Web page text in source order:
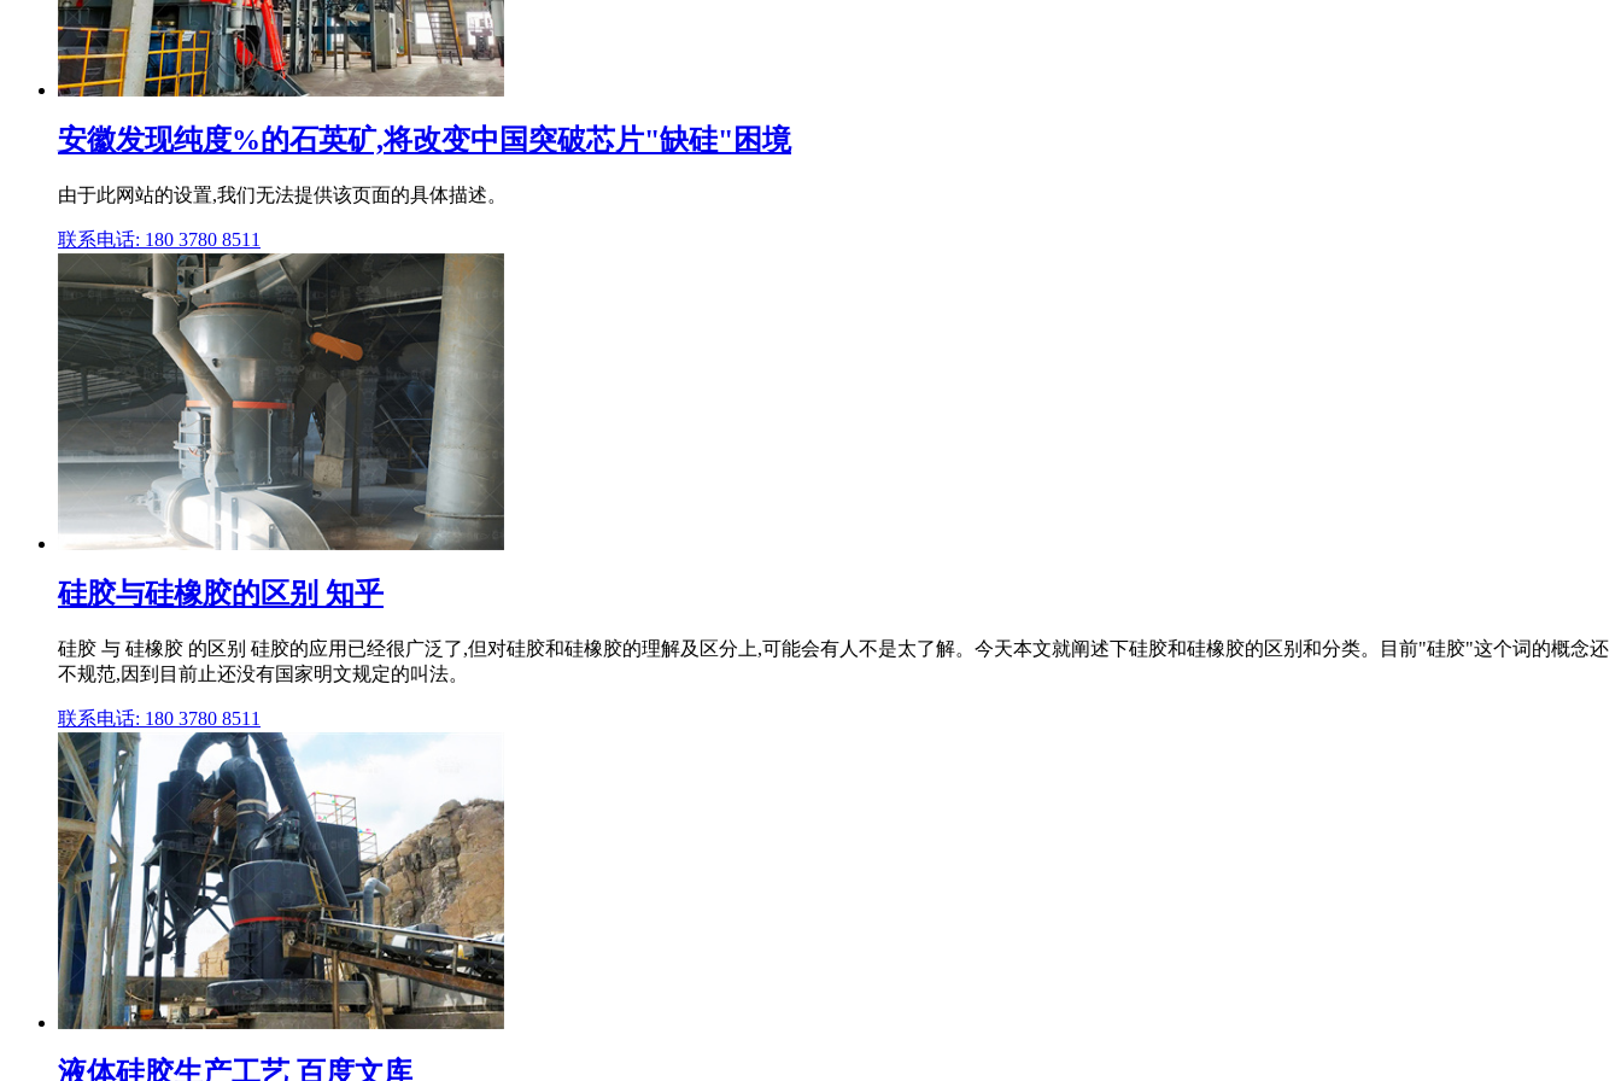
安徽发现纯度%的石英矿,将改变中国突破芯片"缺硅"困境
由于此网站的设置,我们无法提供该页面的具体描述。
联系电话: 180 3780 8511
硅胶与硅橡胶的区别 知乎
硅胶 与 硅橡胶 的区别 硅胶的应用已经很广泛了,但对硅胶和硅橡胶的理解及区分上,可能会有人不是太了解。今天本文就阐述下硅胶和硅橡胶的区别和分类。目前"硅胶"这个词的概念还
不规范,因到目前止还没有国家明文规定的叫法。
联系电话: 180 3780 8511
液体硅胶生产工艺 百度文库